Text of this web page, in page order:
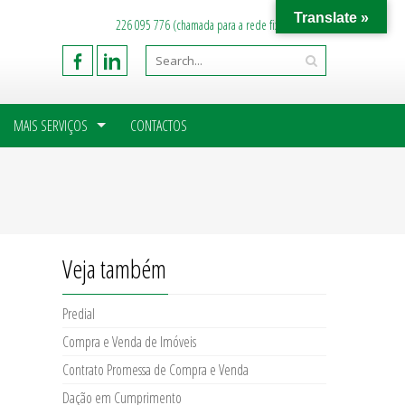
226 095 776 (chamada para a rede fixa nacional)
MAIS SERVIÇOS CONTACTOS
Veja também
Predial
Compra e Venda de Imóveis
Contrato Promessa de Compra e Venda
Dação em Cumprimento
Translate »